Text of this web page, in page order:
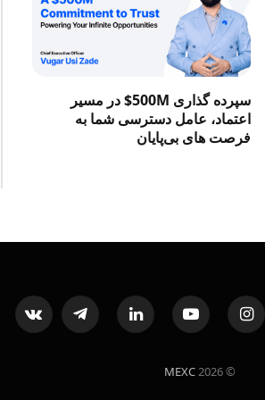
سپرده گذاری 500M$ در مسیر
اعتماد، عامل دسترسی شما به
فرصت‌ های بی‌پایان
Instagram
YouTube
LinkedIn
Telegram
© 2026
MEXC